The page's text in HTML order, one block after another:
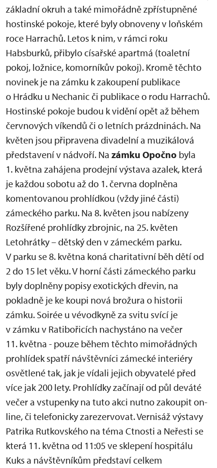
základní okruh a také mimořádně zpřístupněné
hostinské pokoje, které byly obnoveny v loňském
roce Harrachů. Letos k nim, v rámci roku
Habsburků, přibylo císařské apartmá (toaletní
pokoj, ložnice, komorníkův pokoj). Kromě těchto
novinek je na zámku k zakoupení publikace
o Hrádku u Nechanic či publikace o rodu Harrachů.
Hostinské pokoje budou k vidění opět až během
červnových víkendů či o letních prázdninách. Na
květen jsou připravena divadelní a muzikálová
představení v nádvoří. Na zámku Opočno byla
1. května zahájena prodejní výstava azalek, která
je každou sobotu až do 1. června doplněna
komentovanou prohlídkou (vždy jiné části)
zámeckého parku. Na 8. květen jsou nabízeny
Rozšířené prohlídky zbrojnic, na 25. květen
Letohrátky – dětský den v zámeckém parku.
V parku se 8. května koná charitativní běh dětí od
2 do 15 let věku. V horní části zámeckého parku
byly doplněny popisy exotických dřevin, na
pokladně je ke koupi nová brožura o historii
zámku. Soirée u vévodkyně za svitu svící je
v zámku v Ratibořicích nachystáno na večer
11. května - pouze během těchto mimořádných
prohlídek spatří návštěvníci zámecké interiéry
osvětlené tak, jak je vídali jejich obyvatelé před
více jak 200 lety. Prohlídky začínají od půl deváté
večer a vstupenky na tuto akci nutno zakoupit on-
line, či telefonicky zarezervovat. Vernisáž výstavy
Patrika Rutkovského na téma Ctnosti a Neřesti se
která 11. května od 11:05 ve sklepení hospitálu
Kuks a návštěvníkům představí celkem